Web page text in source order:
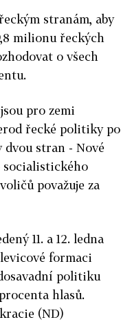
stranám, aby
milionu řeckých
o všech
pro zemi
řecké politiky po
stran - Nové
socialistického
považuje za
11. a 12. ledna
formaci
politiku
hlasů.
(ND)